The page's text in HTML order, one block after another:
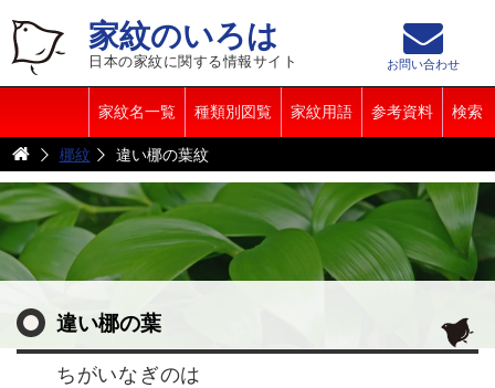
家紋のいろは
日本の家紋に関する情報サイト
家紋名一覧 種類別図覧 家紋用語 参考資料 検索
お問い合わせ
梛紋 違い梛の葉紋
違い梛の葉
ちがいなぎのは